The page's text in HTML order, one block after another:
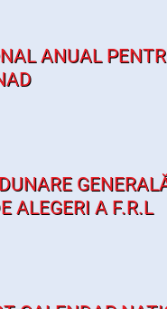
ANUAL
ALEGERI A F.R.L